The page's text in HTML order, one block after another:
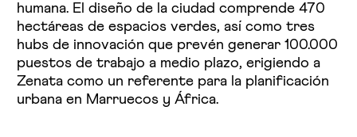
humana. El diseño de la ciudad comprende 470
hectáreas de espacios verdes, así como tres
hubs de innovación que prevén generar 100.000
puestos de trabajo a medio plazo, erigiendo a
Zenata como un referente para la planificación
urbana en Marruecos y África.